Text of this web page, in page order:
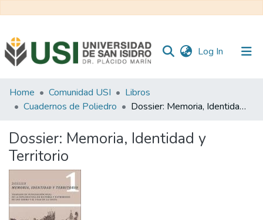
Log In (current)
Communities
&
All of RI USI
Statistics
Home Comunidad USI
Libros
Cuadernos de Poliedro
Dossier: Memoria, Identidad y Territorio
Dossier: Memoria, Identidad y
Territorio